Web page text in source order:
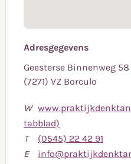
Adresgegevens
Geesterse Binnenweg 58
(7271) VZ Borculo
W
tabblad)
T
(0545) 22 42 91
naar
E